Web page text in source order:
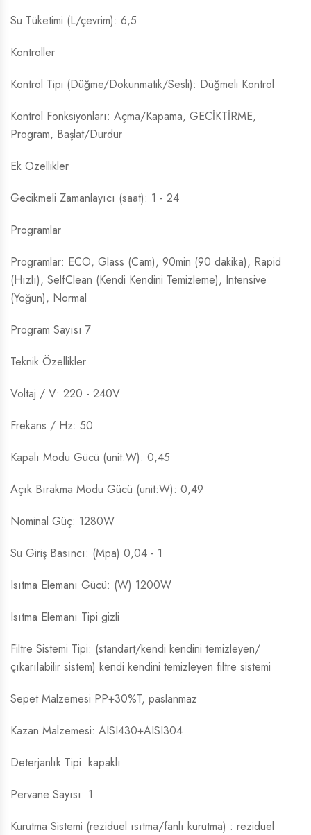
Su Tüketimi (L/çevrim): 6,5
Kontroller
Kontrol Tipi (Düğme/Dokunmatik/Sesli): Düğmeli Kontrol
Kontrol Fonksiyonları: Açma/Kapama, GECİKTİRME,
Program, Başlat/Durdur
Ek Özellikler
Gecikmeli Zamanlayıcı (saat): 1 - 24
Programlar
Programlar: ECO, Glass (Cam), 90min (90 dakika), Rapid
(Hızlı), SelfClean (Kendi Kendini Temizleme), Intensive
(Yoğun), Normal
Program Sayısı 7
Teknik Özellikler
Voltaj / V: 220 - 240V
Frekans / Hz: 50
Kapalı Modu Gücü (unit:W): 0,45
Açık Bırakma Modu Gücü (unit:W): 0,49
Nominal Güç: 1280W
Su Giriş Basıncı: (Mpa) 0,04 - 1
Isıtma Elemanı Gücü: (W) 1200W
Isıtma Elemanı Tipi gizli
Filtre Sistemi Tipi: (standart/kendi kendini temizleyen/
çıkarılabilir sistem) kendi kendini temizleyen filtre sistemi
Sepet Malzemesi PP+30%T, paslanmaz
Kazan Malzemesi: AISI430+AISI304
Deterjanlık Tipi: kapaklı
Pervane Sayısı: 1
Kurutma Sistemi (rezidüel ısıtma/fanlı kurutma) : rezidüel